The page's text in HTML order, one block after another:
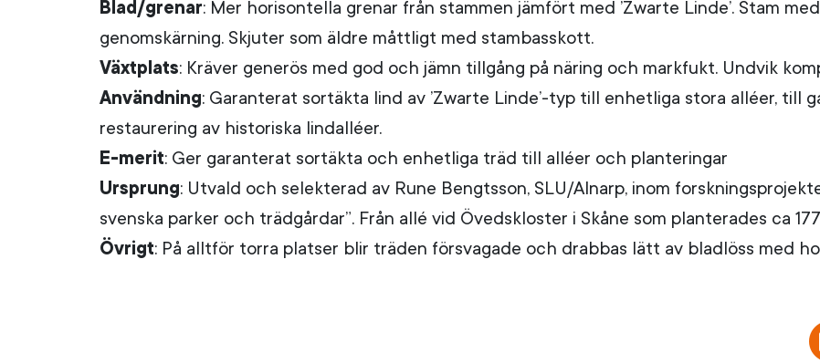
Blad/grenar: Mer horisontella grenar från stammen jämfört med ’Zwarte Linde’. Stam
genomskärning. Skjuter som äldre måttligt med stambasskott.
Växtplats: Kräver generös med god och jämn tillgång på näring och markfukt. Undvik
Användning: Garanterat sortäkta lind av ’Zwarte Linde’-typ till enhetliga stora alléer, till
restaurering av historiska lindalléer.
E-merit: Ger garanterat sortäkta och enhetliga träd till alléer och planteringar
Ursprung: Utvald och selekterad av Rune Bengtsson, SLU/Alnarp, inom
svenska parker och trädgårdar”. Från allé vid Övedskloster i Skåne som planterades ca
Övrigt: På alltför torra platser blir träden försvagade och drabbas lätt av bladlöss med